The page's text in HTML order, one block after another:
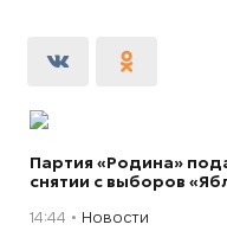
Партия «Родина»
снятии с выборов
14:44 Новости